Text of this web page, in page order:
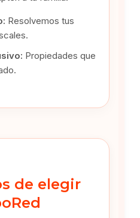
Resolvemos tus
Propiedades que
de elegir